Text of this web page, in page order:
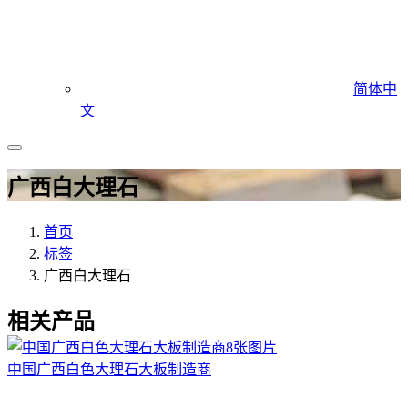
简体中
文
广西白大理石
首页
标签
广西白大理石
相关产品
8张图片
中国广西白色大理石大板制造商